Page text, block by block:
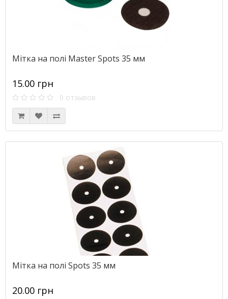
Мітка на полі Master Spots 35 мм
15.00 грн
0 отзывов
Мітка на полі Spots 35 мм
20.00 грн